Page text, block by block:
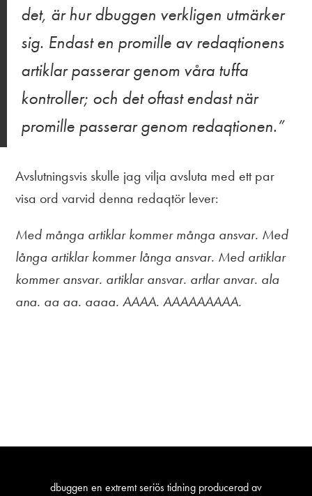
det, är hur dbuggen verkligen utmärker
sig. Endast en promille av redaqtionens
artiklar passerar genom våra tuffa
kontroller; och det oftast endast när
promille passerar genom redaqtionen.
Avslutningsvis skulle jag vilja avsluta med ett par
visa ord varvid denna redaqtör lever:
Med många artiklar kommer många ansvar. Med
långa artiklar kommer långa ansvar. Med artiklar
kommer ansvar. artiklar ansvar. artlar anvar. ala
ana. aa aa. aaaa. AAAA. AAAAAAAAA.
dbuggen en extremt seriös tidning producerad av